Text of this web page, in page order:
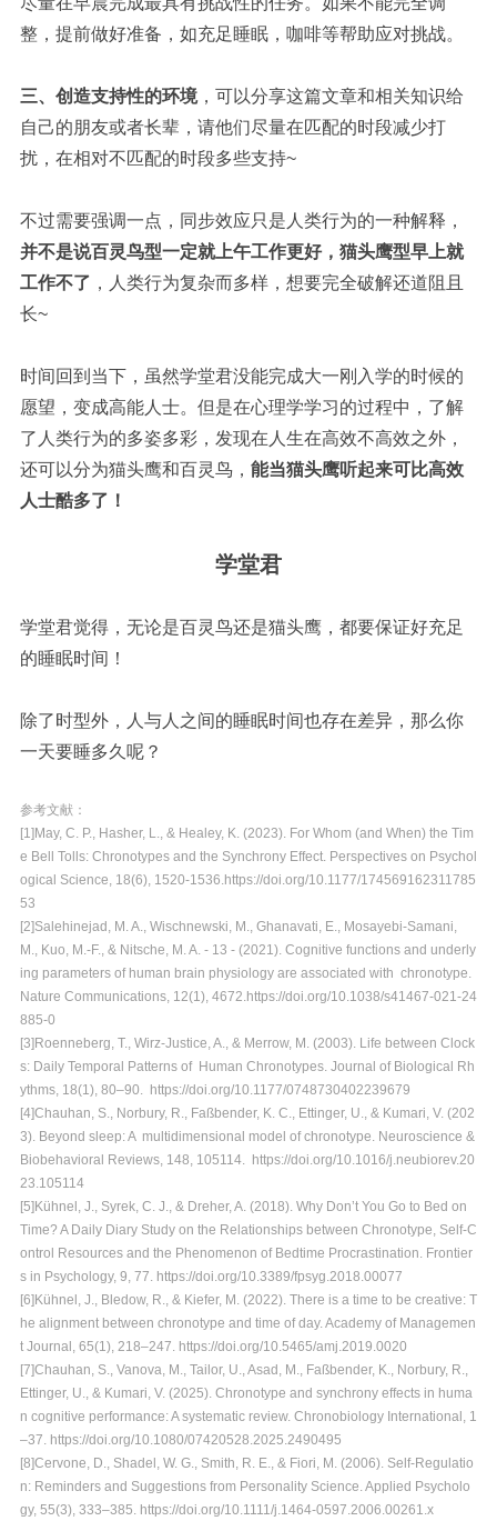
整，提前做好准备，如充足睡眠，咖啡等帮助应对挑战。
三、创造支持性的环境，可以分享这篇文章和相关知识给
自己的朋友或者长辈，请他们尽量在匹配的时段减少打
扰，在相对不匹配的时段多些支持~
不过需要强调一点，同步效应只是人类行为的一种解释，
并不是说百灵鸟型一定就上午工作更好，猫头鹰型早上就
工作不了 ，人类行为复杂而多样，想要完全破解还道阻且
长~
时间回到当下，虽然学堂君没能完成大一刚入学的时候的
愿望，变成高能人士。但是在心理学学习的过程中，了解
了人类行为的多姿多彩，发现在人生在高效不高效之外，
还可以分为猫头鹰和百灵鸟， 能当猫头鹰听起来可比高效
人士酷多了 ！
学堂君
学堂君觉得，无论是百灵鸟还是猫头鹰，都要保证好充足
的睡眠时间！
除了时型外，人与人之间的睡眠时间也存在差异，那么你
一天要睡多久呢？
参考文献：
[1]May, C. P., Hasher, L., & Healey, K. (2023). For Whom (and When) the Tim
e Bell Tolls: Chronotypes and the Synchrony Effect. Perspectives on Psychol
ogical Science, 18(6), 1520-1536.https://doi.org/10.1177/174569162311785
53
[2]Salehinejad, M. A., Wischnewski, M., Ghanavati, E., Mosayebi-Samani,
M., Kuo, M.-F., & Nitsche, M. A. - 13 - (2021). Cognitive functions and underly
ing parameters of human brain physiology are associated with chronotype.
Nature Communications, 12(1), 4672.https://doi.org/10.1038/s41467-021-24
885-0
[3]Roenneberg, T., Wirz-Justice, A., & Merrow, M. (2003). Life between Clock
s: Daily Temporal Patterns of Human Chronotypes. Journal of Biological Rh
ythms, 18(1), 80–90. https://doi.org/10.1177/0748730402239679
[4]Chauhan, S., Norbury, R., Faßbender, K. C., Ettinger, U., & Kumari, V. (202
3). Beyond sleep: A multidimensional model of chronotype. Neuroscience &
Biobehavioral Reviews, 148, 105114. https://doi.org/10.1016/j.neubiorev.20
23.105114
[5]Kühnel, J., Syrek, C. J., & Dreher, A. (2018). Why Don’t You Go to Bed on
Time? A Daily Diary Study on the Relationships between Chronotype, Self-C
ontrol Resources and the Phenomenon of Bedtime Procrastination. Frontier
s in Psychology, 9, 77. https://doi.org/10.3389/fpsyg.2018.00077
[6]Kühnel, J., Bledow, R., & Kiefer, M. (2022). There is a time to be creative: T
he alignment between chronotype and time of day. Academy of Managemen
t Journal, 65(1), 218–247. https://doi.org/10.5465/amj.2019.0020
[7]Chauhan, S., Vanova, M., Tailor, U., Asad, M., Faßbender, K., Norbury, R.,
Ettinger, U., & Kumari, V. (2025). Chronotype and synchrony effects in huma
n cognitive performance: A systematic review. Chronobiology International, 1
–37. https://doi.org/10.1080/07420528.2025.2490495
[8]Cervone, D., Shadel, W. G., Smith, R. E., & Fiori, M. (2006). Self-Regulatio
n: Reminders and Suggestions from Personality Science. Applied Psycholo
gy, 55(3), 333–385. https://doi.org/10.1111/j.1464-0597.2006.00261.x